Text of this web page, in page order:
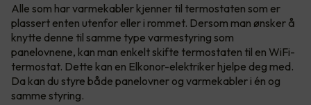
Alle som har varmekabler kjenner til termostaten som er
plassert enten utenfor eller i rommet. Dersom man ønsker å
knytte denne til samme type varmestyring som
panelovnene, kan man enkelt skifte termostaten til en WiFi-
termostat. Dette kan en Elkonor-elektriker hjelpe deg med.
Da kan du styre både panelovner og varmekabler i én og
samme styring.